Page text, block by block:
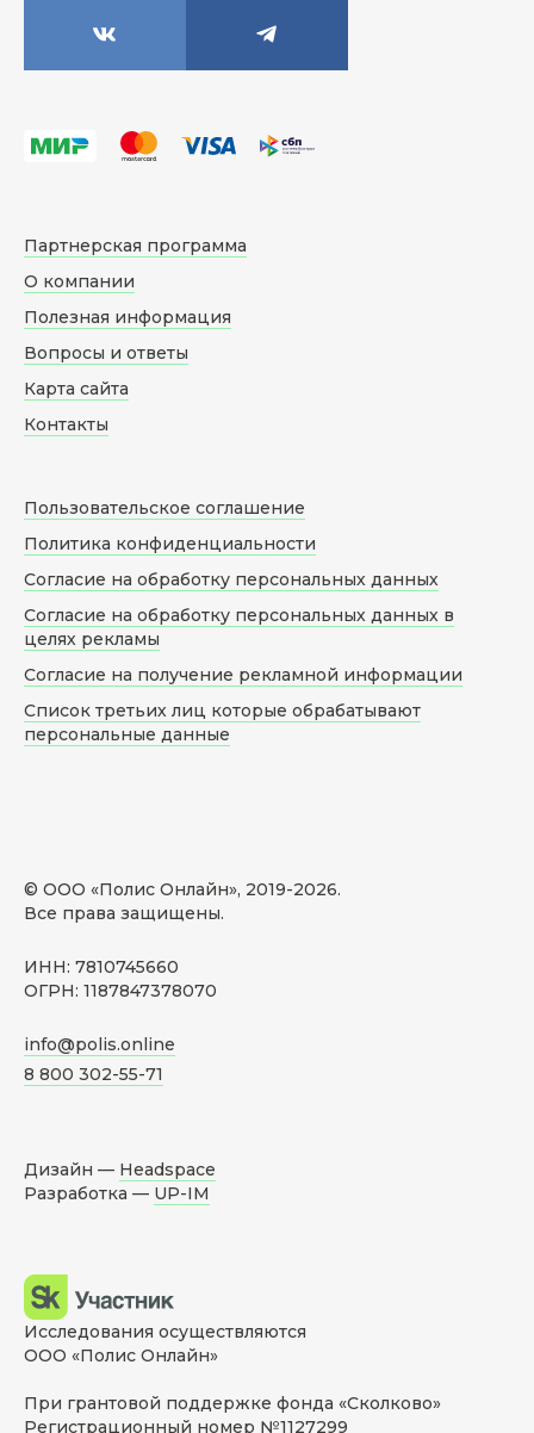
© ООО «Полис Онлайн», 2019-2026.
Все права защищены.
ИНН: 7810745660
ОГРН: 1187847378070
info@polis.online
8 800 302-55-71
Партнерская программа
О компании
Полезная информация
Вопросы и ответы
Карта сайта
Контакты
Пользовательское соглашение
Политика конфиденциальности
Согласие на обработку персональных данных
Согласие на обработку персональных данных в
целях рекламы
Согласие на получение рекламной информации
Список третьих лиц которые обрабатывают
персональные данные
Дизайн — Headspace
Разработка — UP-IM
Исследования осуществляются
ООО «Полис Онлайн»
При грантовой поддержке фонда «Сколково»
Регистрационный номер №1127299